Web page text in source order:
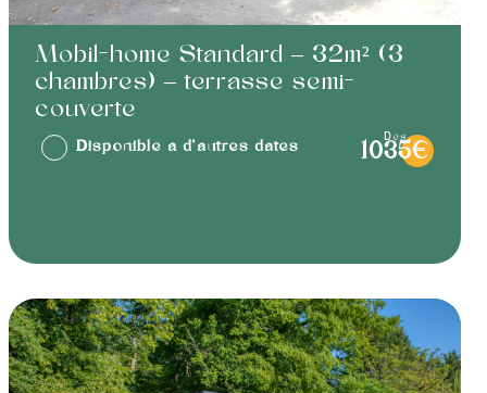
Mobil-home Standard – 32m² (3
chambres) – terrasse semi-
couverte
Disponible à d'autres dates
dès
1035€